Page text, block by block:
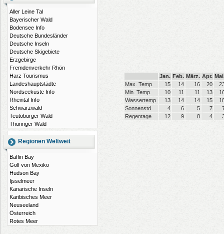
Aller Leine Tal
Bayerischer Wald
Bodensee Info
Deutsche Bundesländer
Deutsche Inseln
Deutsche Skigebiete
Erzgebirge
Fremdenverkehr Rhön
Harz Tourismus
Landeshauptstädte
Nordseeküste Info
Rheintal Info
Schwarzwald
Teutoburger Wald
Thüringer Wald
Regionen Weltweit
Baffin Bay
Golf von Mexiko
Hudson Bay
Ijsselmeer
Kanarische Inseln
Karibisches Meer
Neuseeland
Österreich
Rotes Meer
Jan. Feb. März. Apr.
Max. Temp.
15 14 16 20
Min. Temp.
10 11 11 13
Wassertemp.
13 14 14 15
Sonnenstd.
4 6 5 7
Regentage
12 9 8 4